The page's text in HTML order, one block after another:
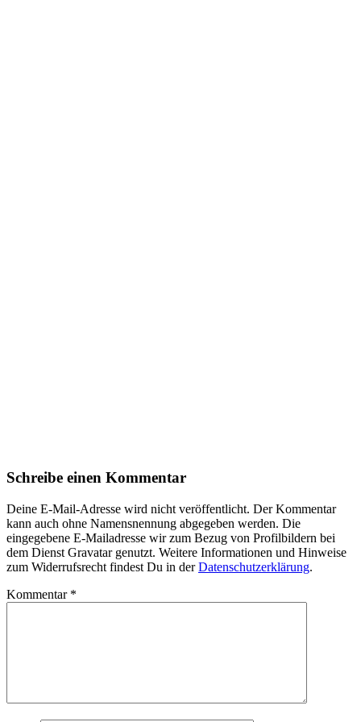
Schreibe einen Kommentar
Deine E-Mail-Adresse wird nicht veröffentlicht. Der Kommentar
kann auch ohne Namensnennung abgegeben werden. Die
eingegebene E-Mailadresse wir zum Bezug von Profilbildern bei
dem Dienst Gravatar genutzt. Weitere Informationen und Hinweise
zum Widerrufsrecht findest Du in derDatenschutzerklärung.
Kommentar *